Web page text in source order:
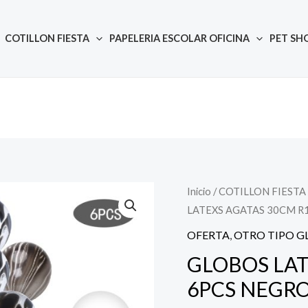
COTILLON FIESTA PAPELERIA ESCOLAR OFICINA PET
Inicio /COTILLON FIESTA
LATEXS AGATAS 30CM
OFERTA OTRO TIPO
GLOBOS
6PCS
El
original
era:
El
es:
Quantity